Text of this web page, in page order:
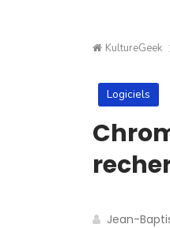
KultureGeek
Logiciels
Jean-